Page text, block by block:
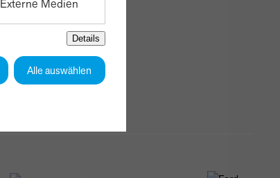
Externe Medien
Details
Alle auswählen